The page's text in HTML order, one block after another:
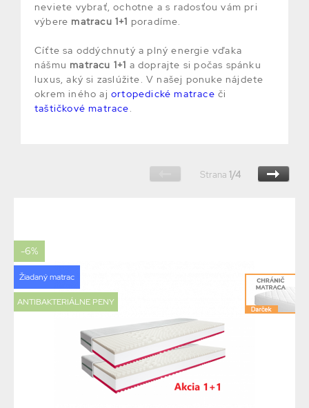
neviete vybrať, ochotne a s radosťou vám pri
výbere matracu 1+1 poradíme.
Cíťte sa oddýchnutý a plný energie vďaka
nášmu matracu 1+1 a doprajte si počas spánku
luxus, aký si zaslúžite. V našej ponuke nájdete
okrem iného aj ortopedické matrace či
taštičkové matrace.
Strana 1/4
-6%
Žiadaný matrac
ANTIBAKTERIÁLNE PENY